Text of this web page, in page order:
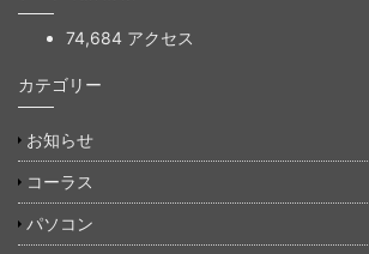
74,684 アクセス
カテゴリー
お知らせ
コーラス
パソコン